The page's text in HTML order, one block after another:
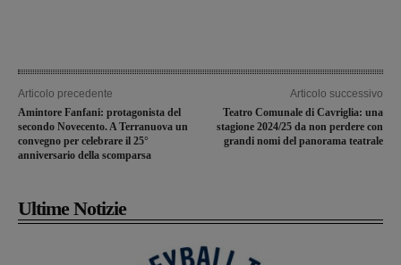
Articolo precedente
Amintore Fanfani: protagonista del
secondo Novecento. A Terranuova un
convegno per celebrare il 25°
anniversario della scomparsa
Articolo successivo
Teatro Comunale di Cavriglia: una
stagione 2024/25 da non perdere con
grandi nomi del panorama teatrale
Ultime Notizie